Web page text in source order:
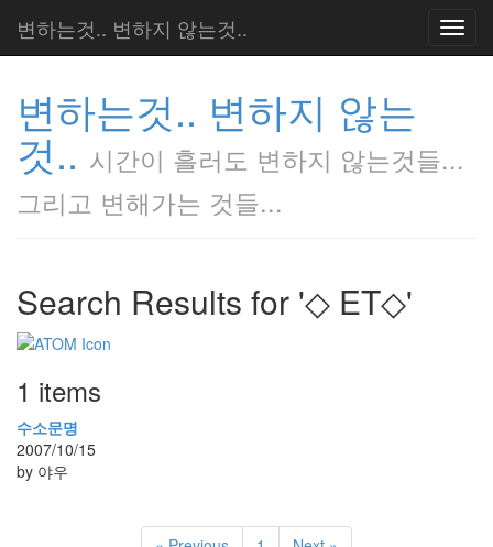
변하는것.. 변하지 않는것..
변하는것.. 변하지 않는
것.. 시간이 흘러도 변하지 않는것들...
그리고 변해가는 것들...
Search Results for '◇ ET◇'
1 items
수소문명
2007/10/15
by 야우